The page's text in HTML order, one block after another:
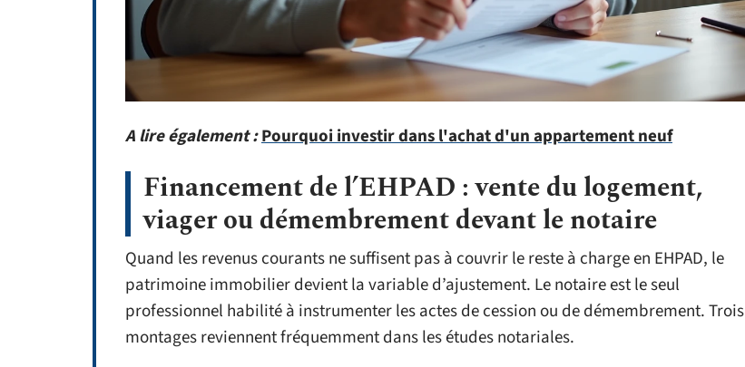
A lire également :Pourquoi investir dans l'achat d'un appartement neuf
Financement de l’EHPAD : vente du logement,
viager ou démembrement devant le notaire
Quand les revenus courants ne suffisent pas à couvrir le reste à charge en EHPAD, le
patrimoine immobilier devient la variable d’ajustement. Le notaire est le seul
professionnel habilité à instrumenter les actes de cession ou de démembrement. Trois
montages reviennent fréquemment dans les études notariales.